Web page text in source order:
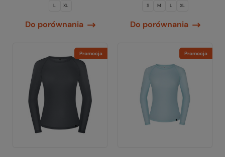
L XL
Do porównania
S M L XL
Do porównania
Promocja Promocja